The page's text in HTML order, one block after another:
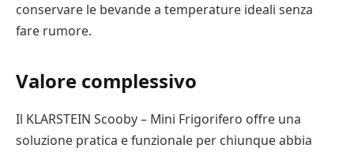
conservare le bevande a temperature ideali senza
fare rumore.
Valore complessivo
Il KLARSTEIN Scooby – Mini Frigorifero offre una
soluzione pratica e funzionale per chiunque abbia